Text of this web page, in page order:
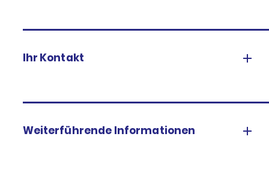
Ihr Kontakt
Weiterführende Informationen